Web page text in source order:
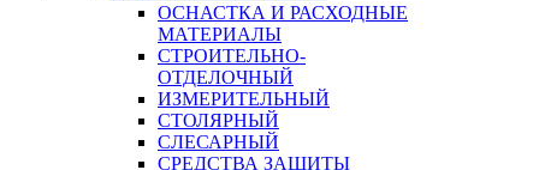
ОСНАСТКА И РАСХОДНЫЕ
МАТЕРИАЛЫ
СТРОИТЕЛЬНО-
ОТДЕЛОЧНЫЙ
ИЗМЕРИТЕЛЬНЫЙ
СТОЛЯРНЫЙ
СЛЕСАРНЫЙ
СРЕДСТВА ЗАЩИТЫ